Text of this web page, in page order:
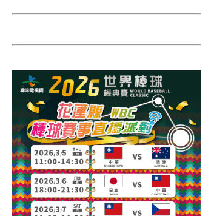
2024暑期夏令營專區
台中市
彰化縣
高雄市
國外報導
台東縣
關山鎮